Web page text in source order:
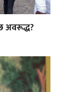
अवरूद्ध?